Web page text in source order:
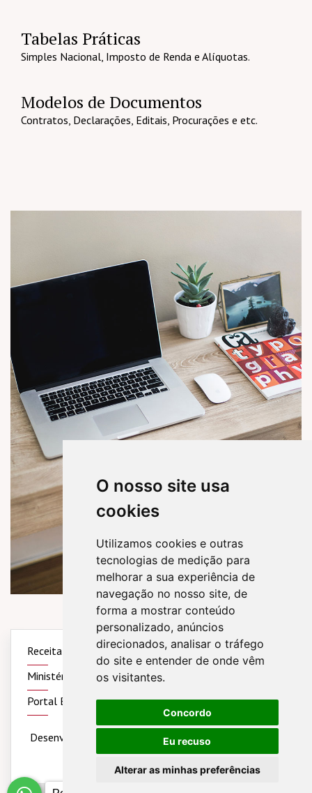
O nosso site usa
cookies
Utilizamos cookies e outras
tecnologias de medição para
melhorar a sua experiência de
navegação no nosso site, de
forma a mostrar conteúdo
personalizado, anúncios
direcionados, analisar o tráfego
do site e entender de onde vêm
os visitantes.
Concordo
Eu recuso
Alterar as minhas preferências
Tabelas Práticas
Simples Nacional, Imposto de Renda e Alíquotas.
Modelos de Documentos
Contratos, Declarações, Editais, Procurações e etc.
Receita Federal Simples Nacional
Sintegra
Ministério do Trabalho
Previdência Social
Portal Brasil
Desenvolvido por Sitecontabil2026Todos os direitos
reservados